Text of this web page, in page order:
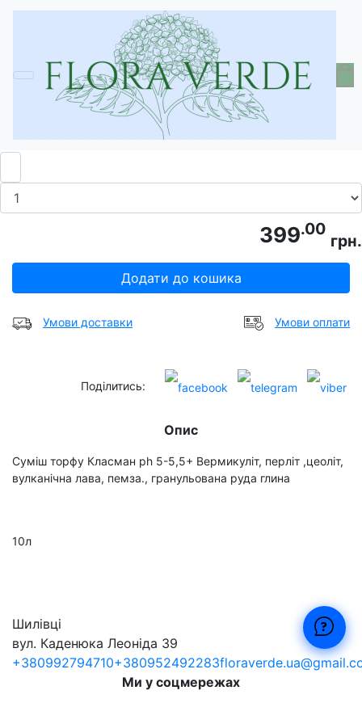
Субстрат для гортензій
Крафтовий субстрат
399.00
грн.
Додати до кошика
Умови доставки Умови оплати
Поділитись:
Опис
Суміш торфу Класман ph 5-5,5+ Вермикуліт, перліт ,цеоліт,
вулканічна лава, пемза., гранульована руда глина
10л
Шилівці
вул. Каденюка Леоніда 39
+380992794710+380952492283
Ми у соцмережах